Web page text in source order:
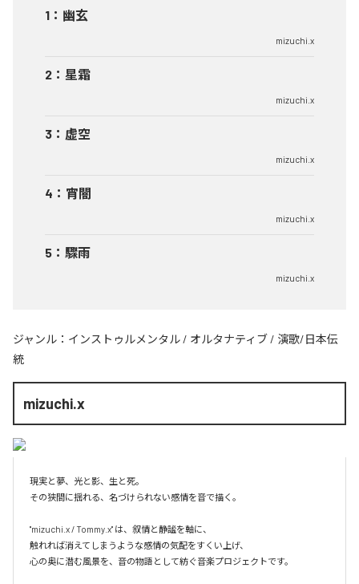
1 ： 幽玄
mizuchi.x
2 ： 星霜
mizuchi.x
3 ： 虚空
mizuchi.x
4 ： 宵闇
mizuchi.x
5 ： 驟雨
mizuchi.x
ジャンル： インストゥルメンタル / オルタナティブ / 演歌/日本伝
統
mizuchi.x
現実と夢、光と影、生と死。
その狭間に揺れる、名づけられない感情を音で描く。
"mizuchi.x / Tommy.x" は、叙情と静謐を軸に、
触れれば消えてしまうような感情の気配をすくい上げ、
心の奥に潜む風景を、音の物語として紡ぐ音楽プロジェクトです。